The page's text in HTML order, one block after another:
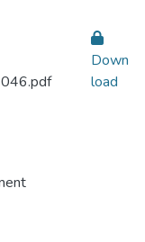
Down
load